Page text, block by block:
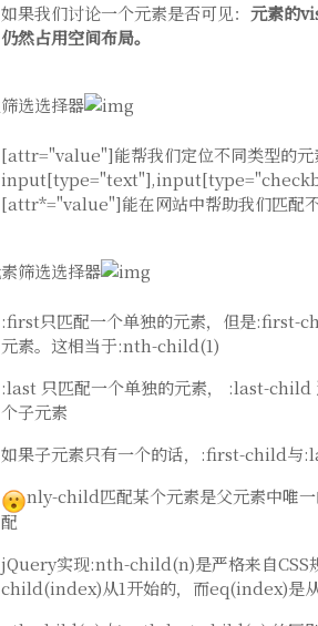
如果我们讨论一个元素是否可见： 元素的
仍然占用空间布局。
选选择器
[attr="value"]能帮我们定位不同类型的
[attr*="value"]能在网站中帮助我们匹配
筛选选择器
:first只匹配一个单独的元素，但是:first-
元素。这相当于:nth-child(1)
:last 只匹配一个单独的元素， :last-child
个子元素
如果子元素只有一个的话，:first-child与
nly-child匹配某个元素是父元素中唯
配
jQuery实现:nth-child(n)是严格来自CSS
child(index)从1开始的，而eq(index)是